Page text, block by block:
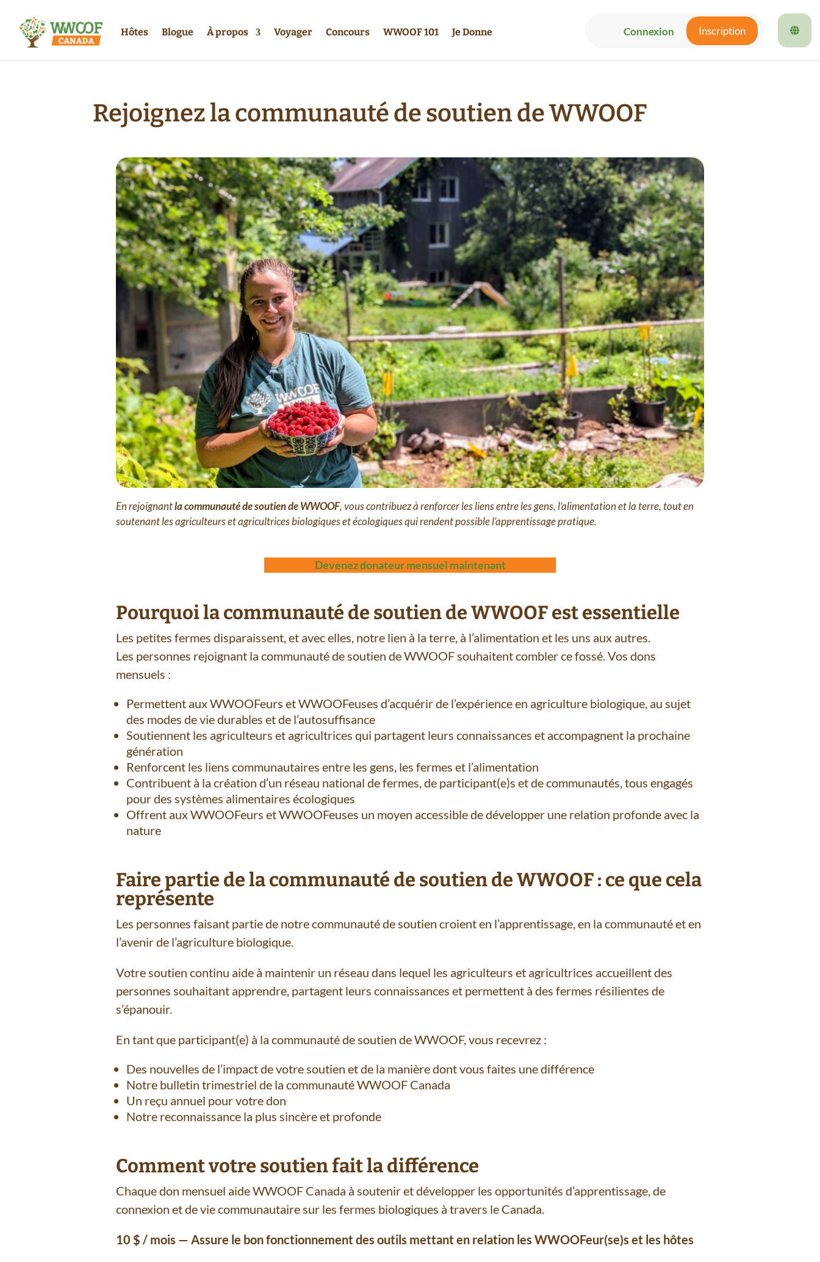
Hôtes Blogue À propos Voyager Concours WWOOF 101 Je Donne Inscription
Connexion
Rejoignez la communauté de soutien de WWOOF
En rejoignantla communauté de soutien de WWOOF, vous contribuez à renforcer les liens entre les gens, l’alimentation et la terre, tout en
soutenant les agriculteurs et agricultrices biologiques et écologiques qui rendent possible l’apprentissage pratique.
Devenez donateur mensuel maintenant
Pourquoi la communauté de soutien de WWOOF est essentielle
Les petites fermes disparaissent, et avec elles, notre lien à la terre, à l’alimentation et les uns aux autres.
Les personnes rejoignant la communauté de soutien de WWOOF souhaitent combler ce fossé. Vos dons
mensuels :
Permettent aux WWOOFeurs et WWOOFeuses d’acquérir de l’expérience en agriculture biologique, au sujet
des modes de vie durables et de l’autosuffisance
Soutiennent les agriculteurs et agricultrices qui partagent leurs connaissances et accompagnent la prochaine
génération
Renforcent les liens communautaires entre les gens, les fermes et l’alimentation
Contribuent à la création d’un réseau national de fermes, de participant(e)s et de communautés, tous engagés
pour des systèmes alimentaires écologiques
Offrent aux WWOOFeurs et WWOOFeuses un moyen accessible de développer une relation profonde avec la
nature
Faire partie de la communauté de soutien de WWOOF : ce que cela
représente
Les personnes faisant partie de notre communauté de soutien croient en l’apprentissage, en la communauté et en
l’avenir de l’agriculture biologique.
Votre soutien continu aide à maintenir un réseau dans lequel les agriculteurs et agricultrices accueillent des
personnes souhaitant apprendre, partagent leurs connaissances et permettent à des fermes résilientes de
s’épanouir.
En tant que participant(e) à la communauté de soutien de WWOOF, vous recevrez :
Des nouvelles de l’impact de votre soutien et de la manière dont vous faites une différence
Notre bulletin trimestriel de la communauté WWOOF Canada
Un reçu annuel pour votre don
Notre reconnaissance la plus sincère et profonde
Comment votre soutien fait la différence
Chaque don mensuel aide WWOOF Canada à soutenir et développer les opportunités d’apprentissage, de
connexion et de vie communautaire sur les fermes biologiques à travers le Canada.
10 $ / mois — Assure le bon fonctionnement des outils mettant en relation les WWOOFeur(se)s et les hôtes